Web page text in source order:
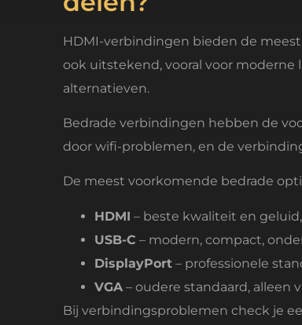
HDMI-verbindingen bieden de
ook uitstekend, vooral voor moderne
alternatieven.
Bedrade verbindingen hebben de
door wifi-problemen, en de
De meest voorkomende bedrade
HDMI – beste kwaliteit en
USB-C – modern, compact,
DisplayPort – professionele
VGA– oudere standaard, alleen
Bij verbindingsproblemen check je